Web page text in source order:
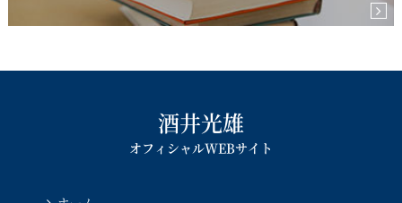
酒井光雄
オフィシャルWEBサイト